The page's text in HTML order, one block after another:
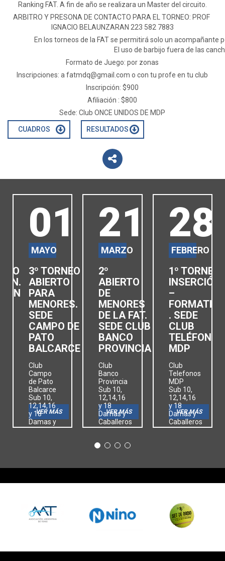
Ranking FAT. A fin de año se realizara un Master del circuito.
ARBITRO Y PRESONA DE CONTACTO PARA EL TORNEO: PROF
IGNACIO BELAUNZARAN 223 582 7883
En los torneos de la FAT se permitirá solo un acompañante
El uso de barbijo fuera de las
Formato de Juego: por zonas
Inscripciones: afatmdq@gmail.com o con tu profe en tu club
Inscripción: $900
Afiliación : $800
Sede: Club ONCE UNIDOS DE MDP
CUADROS RESULTADOS
01
MAYO
3º TORNEO
ABIERTO
PARA
MENORES.
SEDE
CAMPO DE
PATO
BALCARCE
Club
Campo
de Pato
Balcarce
Sub 10,
12,14,16
y 18
Damas y
Caballeros
VER MÁS
21
MARZO
2º
ABIERTO
DE
MENORES
DE LA FAT.
SEDE CLUB
BANCO
PROVINCIA
Club
Banco
Provincia
Sub 10,
12,14,16
y 18
Damas y
Caballeros
Menores
VER MÁS
28
FEBRERO
1º TORNEO
INSERCIÓN
–
FORMATIVO
. SEDE
CLUB
TELÉFONOS
MDP
Club
Telefonos
MDP
Sub 10,
12,14,16
y 18
Damas y
Caballeros
Menores
VER MÁS